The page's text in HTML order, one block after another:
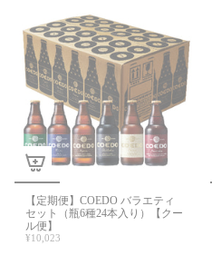
【定期便】COEDO バラエティ
セット（瓶6種24本入り）【クー
ル便】
¥10,023